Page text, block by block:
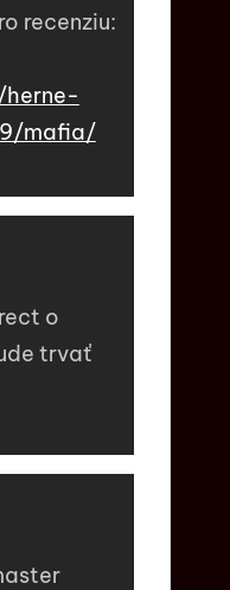
recenziu:
herne-
mafia/
o
trvať